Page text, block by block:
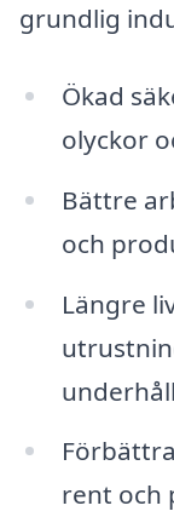
grundlig
Ökad
olyckor
Bättre
och
Längre
rent och